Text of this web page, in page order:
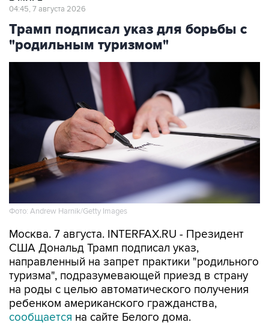
04:45, 7 августа 2026
Трамп подписал указ для борьбы с
"родильным туризмом"
Фото: Andrew Harnik/Getty Images
Москва. 7 августа. INTERFAX.RU - Президент
США Дональд Трамп подписал указ,
направленный на запрет практики "родильного
туризма", подразумевающей приезд в страну
на роды с целью автоматического получения
ребенком американского гражданства,
сообщается на сайте Белого дома.